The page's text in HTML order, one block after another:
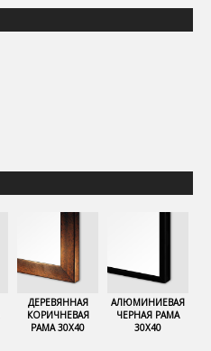
ДЕРЕВЯННАЯ
КОРИЧНЕВАЯ
РАМА 30Х40
АЛЮМИНИЕВАЯ
ЧЕРНАЯ РАМА
30Х40